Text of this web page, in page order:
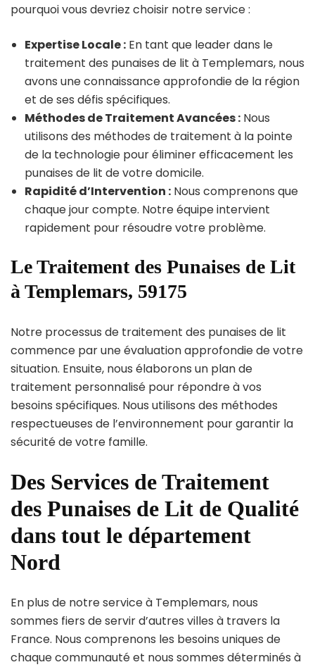
pourquoi vous devriez choisir notre service :
Expertise Locale : En tant que leader dans le
traitement des punaises de lit à Templemars, nous
avons une connaissance approfondie de la région
et de ses défis spécifiques.
Méthodes de Traitement Avancées : Nous
utilisons des méthodes de traitement à la pointe
de la technologie pour éliminer efficacement les
punaises de lit de votre domicile.
Rapidité d’Intervention : Nous comprenons que
chaque jour compte. Notre équipe intervient
rapidement pour résoudre votre problème.
Le Traitement des Punaises de Lit
à Templemars, 59175
Notre processus de traitement des punaises de lit
commence par une évaluation approfondie de votre
situation. Ensuite, nous élaborons un plan de
traitement personnalisé pour répondre à vos
besoins spécifiques. Nous utilisons des méthodes
respectueuses de l’environnement pour garantir la
sécurité de votre famille.
Des Services de Traitement
des Punaises de Lit de Qualité
dans tout le département
Nord
En plus de notre service à Templemars, nous
sommes fiers de servir d’autres villes à travers la
France. Nous comprenons les besoins uniques de
chaque communauté et nous sommes déterminés à